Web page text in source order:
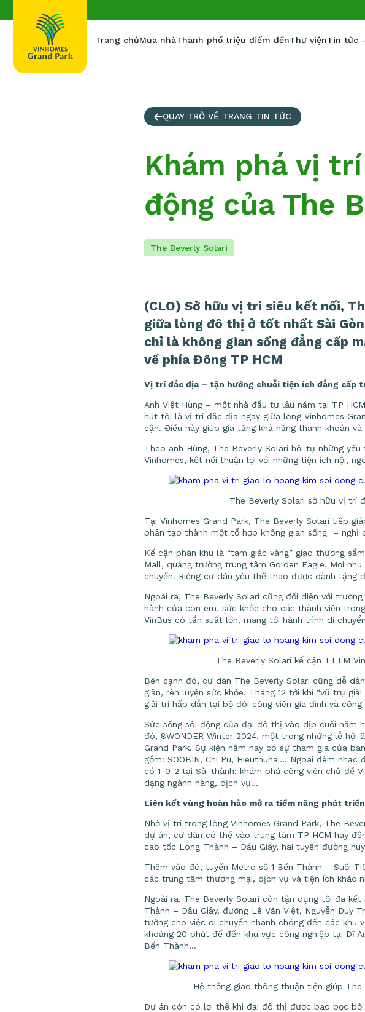
Trang chủMua nhàThành phố triệu điểm đếnThư việnTin tức
QUAY TRỞ VỀ TRANG TIN TỨC
Khám phá vị
động của The
The Beverly Solari
(CLO) Sở hữu vị trí siêu kết nối,
giữa lòng đô thị ở tốt nhất Sài
chỉ là không gian sống đẳng cấp
về phía Đông TP HCM
Vị trí đắc địa – tận hưởng chuỗi tiện ích đẳng cấp
Anh Việt Hùng – một nhà đầu tư lâu năm tại TP
hút tôi là vị trí đắc địa ngay giữa lòng Vinhomes
cận. Điều này giúp gia tăng khả năng thanh khoản
Theo anh Hùng, The Beverly Solari hội tụ những
Vinhomes, kết nối thuận lợi với những tiện ích nội,
The Beverly Solari sở hữu vị trí
Tại Vinhomes Grand Park, The Beverly Solari tiếp
phần tạo thành một tổ hợp không gian sống – nghỉ
Kế cận phân khu là “tam giác vàng” giao thương
Mall, quảng trường trung tâm Golden Eagle. Mọi
chuyển. Riêng cư dân yêu thể thao được dành tặng
Ngoài ra, The Beverly Solari cũng đối diện với
hành của con em, sức khỏe cho các thành viên
VinBus có tần suất lớn, mang tới hành trình di
The Beverly Solari kế cận TTTM
Bên cạnh đó, cư dân The Beverly Solari cũng dễ
giãn, rèn luyện sức khỏe. Tháng 12 tới khi “vũ trụ
giải trí hấp dẫn tại bộ đôi công viên gia đình và công
Sức sống sôi động của đại đô thị vào dịp cuối năm
đó, 8WONDER Winter 2024, một trong những lễ
Grand Park. Sự kiện năm nay có sự tham gia của
gồm: SOOBIN, Chi Pu, Hieuthuhai… Ngoài đêm
có 1-0-2 tại Sài thành; khám phá công viên chủ đề
dạng ngành hàng, dịch vụ…
Liên kết vùng hoàn hảo mở ra tiềm năng phát
Nhờ vị trí trong lòng Vinhomes Grand Park, The
dự án, cư dân có thể vào trung tâm TP HCM hay
cao tốc Long Thành – Dầu Giây, hai tuyến đường
Thêm vào đó, tuyến Metro số 1 Bến Thành – Suối
các trung tâm thương mại, dịch vụ và tiện ích khác
Ngoài ra, The Beverly Solari còn tận dụng tối đa
Thành – Dầu Giây, đường Lê Văn Việt, Nguyễn Duy
tưởng cho việc di chuyển nhanh chóng đến các
khoảng 20 phút để đến khu vực công nghiệp tại Dĩ
Bến Thành…
Hệ thống giao thông thuận tiện giúp
Dự án còn có lợi thế khi đại đô thị được bao bọc